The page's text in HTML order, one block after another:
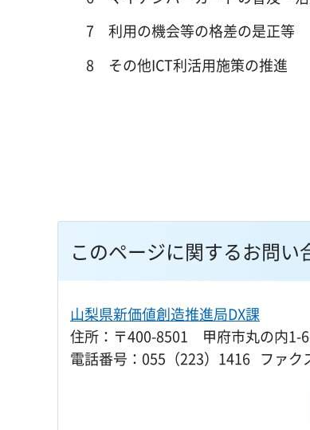
7 利用の機会等の格差の是正等
8 その他ICT利活用施策の推進
このページに関するお問い
山梨県新価値創造推進局DX課
住所：〒400-8501 甲府市丸の内1-
電話番号：055（223）1416 ファク